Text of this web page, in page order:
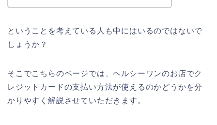
ということを考えている人も中にはいるのではないで
しょうか？
そこでこちらのページでは、ヘルシーワンのお店でク
レジットカードの支払い方法が使えるのかどうかを分
かりやすく解説させていただきます。